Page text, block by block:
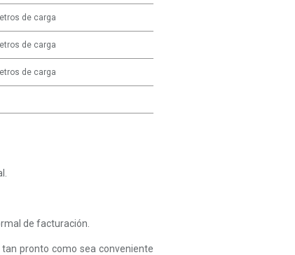
de carga
de carga
de carga
de facturación.
pronto como sea conveniente